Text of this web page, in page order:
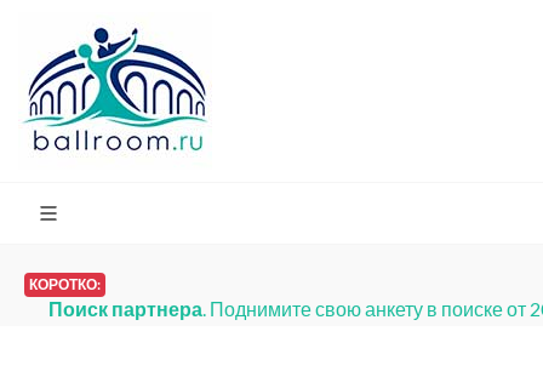
КОРОТКО:
Поиск партнера. Поднимите свою анкету в поиске от